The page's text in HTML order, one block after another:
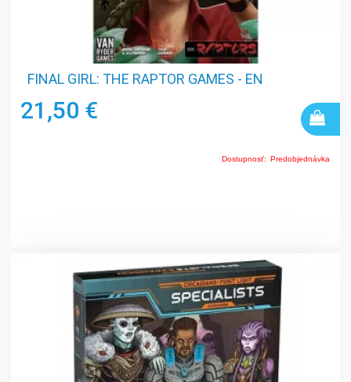
FINAL GIRL: THE RAPTOR GAMES - EN
21,50 €
Dostupnosť: Predobjednávka